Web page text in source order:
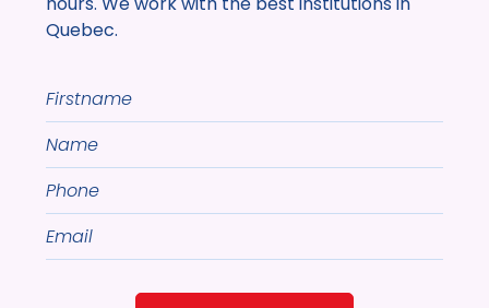
Quebec.
Firstname
Name
Phone
Email